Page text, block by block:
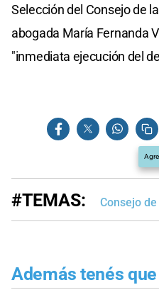
Selección del Consejo de
abogada María Fernanda
"inmediata ejecución del
#TEMAS: Consejo
Además tenés